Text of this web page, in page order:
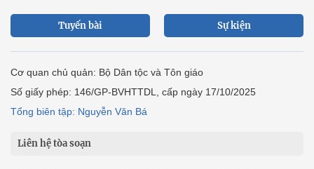
Tuyến bài Sự kiện
Cơ quan chủ quản: Bộ Dân tộc và Tôn giáo
Số giấy phép: 146/GP-BVHTTDL, cấp ngày 17/10/2025
Tổng biên tập: Nguyễn Văn Bá
Liên hệ tòa soạn